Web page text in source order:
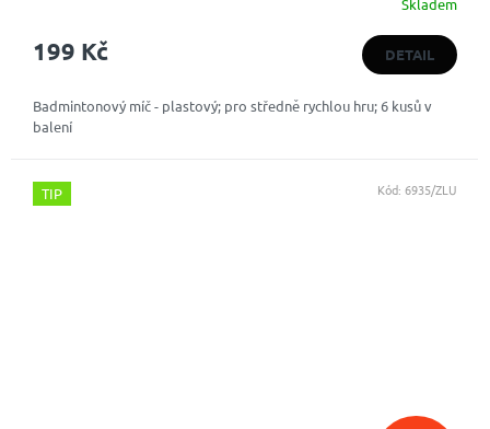
produktu
z
5
199 Kč DETAIL
Badmintonový míč - plastový; pro středně rychlou hru; 6 kusů v
balení
TIP Kód: 6935/ZLU